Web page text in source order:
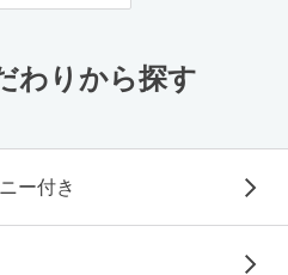
わりから探す
ー付き